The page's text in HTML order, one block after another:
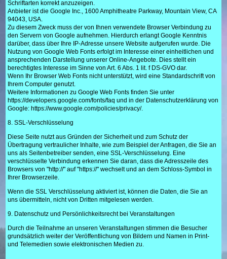
Schriftarten korrekt anzuzeigen.
Anbieter ist die Google Inc., 1600 Amphitheatre Parkway, Mountain View, CA
94043, USA.
Zu diesem Zweck muss der von Ihnen verwendete Browser Verbindung zu
den Servern von Google aufnehmen. Hierdurch erlangt Google Kenntnis
darüber, dass über Ihre IP-Adresse unsere Website aufgerufen wurde. Die
Nutzung von Google Web Fonts erfolgt im Interesse einer einheitlichen und
ansprechenden Darstellung unserer Online-Angebote. Dies stellt ein
berechtigtes Interesse im Sinne von Art. 6 Abs. 1 lit. f DS-GVO dar.
Wenn Ihr Browser Web Fonts nicht unterstützt, wird eine Standardschrift von
Ihrem Computer genutzt.
Weitere Informationen zu Google Web Fonts finden Sie unter
https://developers.google.com/fonts/faq und in der Datenschutzerklärung von
Google: https://www.google.com/policies/privacy/.
8. SSL-Verschlüsselung
Diese Seite nutzt aus Gründen der Sicherheit und zum Schutz der
Übertragung vertraulicher Inhalte, wie zum Beispiel der Anfragen, die Sie an
uns als Seitenbetreiber senden, eine SSL-Verschlüsselung. Eine
verschlüsselte Verbindung erkennen Sie daran, dass die Adresszeile des
Browsers von "http://" auf "https://" wechselt und an dem Schloss-Symbol in
Ihrer Browserzeile.
Wenn die SSL Verschlüsselung aktiviert ist, können die Daten, die Sie an
uns übermitteln, nicht von Dritten mitgelesen werden.
9. Datenschutz und Persönlichkeitsrecht bei Veranstaltungen
Durch die Teilnahme an unseren Veranstaltungen stimmen die Besucher
grundsätzlich weiter der Veröffentlichung von Bildern und Namen in Print-
und Telemedien sowie elektronischen Medien zu.